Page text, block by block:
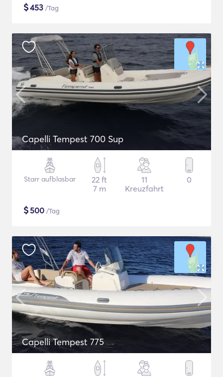
$453 /Tag
Capelli Tempest 700 Sup
Starr aufblasbar
22 ft
7 m
11
Kreuzfahrt
0
$500 /Tag
Capelli Tempest 775